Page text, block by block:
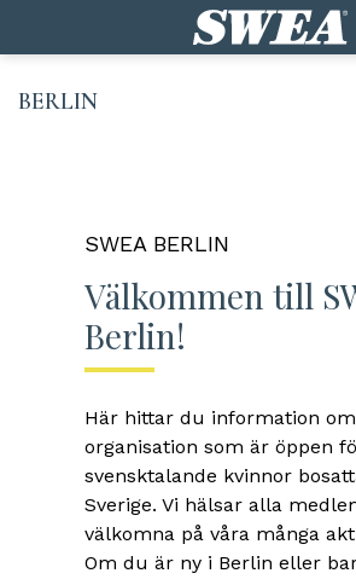
BERLIN
SWEA BERLIN
Välkommen till
Berlin!
Här hittar du information
organisation som är öppen
svensktalande kvinnor
Sverige. Vi hälsar alla
välkomna på våra många
Om du är ny i Berlin eller